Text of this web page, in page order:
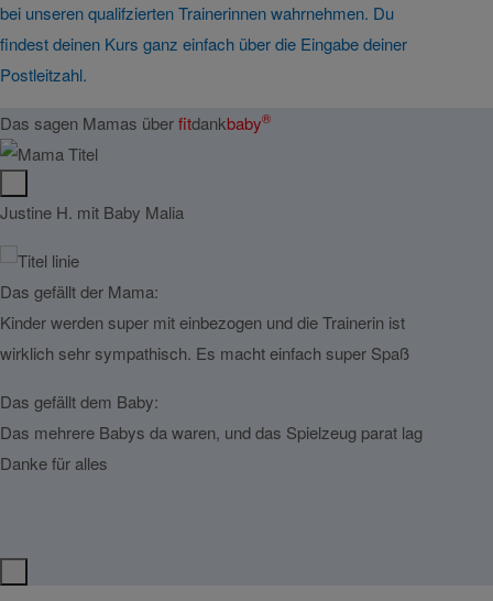
bei unseren qualifzierten Trainerinnen wahrnehmen. Du
findest deinen Kurs ganz einfach über die Eingabe deiner
Postleitzahl.
Das sagen Mamas überfitdankbaby®
Justine H. mit Baby Malia
Das gefällt der Mama:
Kinder werden super mit einbezogen und die Trainerin ist
wirklich sehr sympathisch. Es macht einfach super Spaß
Das gefällt dem Baby:
Das mehrere Babys da waren, und das Spielzeug parat lag
Danke für alles